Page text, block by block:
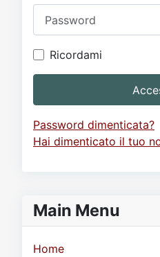
Ricordami
Password dimenticata?
Hai dimenticato il tuo
Main Menu
Home